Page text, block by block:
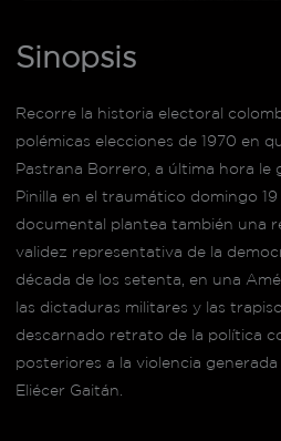
Sinopsis
Recorre la historia electoral
polémicas elecciones de 1970 en
Pastrana Borrero, a última hora le
Pinilla en el traumático domingo 19
documental plantea también una
validez representativa de la
década de los setenta, en una
las dictaduras militares y las
descarnado retrato de la política
posteriores a la violencia
Eliécer Gaitán.